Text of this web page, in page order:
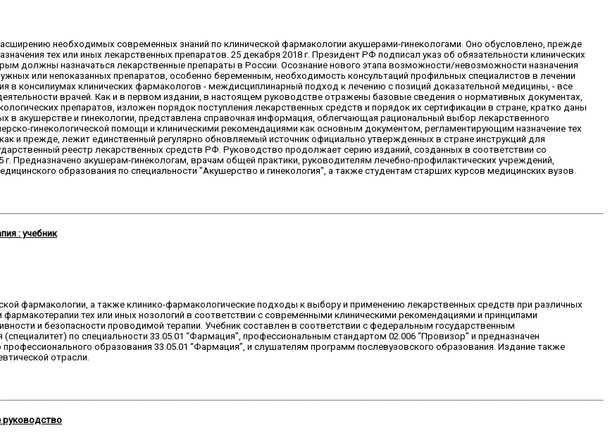
необходимых современных знаний по клинической фармакологии акушерами-гинекологами. Оно обусловлено, прежде
тех или иных лекарственных препаратов. 25 декабря 2018 г. Президент РФ подписал указ об обязательности клинических
должны назначаться лекарственные препараты в России. Осознание нового этапа возможности/невозможности назначения
или непоказанных препаратов, особенно беременным, необходимость консультаций профильных специалистов в лечении
в консилиумах клинических фармакологов - междисциплинарный подход к лечению с позиций доказательной медицины, - все
врачей. Как и в первом издании, в настоящем руководстве отражены базовые сведения о нормативных документах,
препаратов, изложен порядок поступления лекарственных средств и порядок их сертификации в стране, кратко даны
в акушерстве и гинекологии, представлена справочная информация, облегчающая рациональный выбор лекарственного
гинекологической помощи и клиническими рекомендациями как основным документом, регламентирующим назначение тех
и прежде, лежит единственный регулярно обновляемый источник официально утвержденных в стране инструкций для
реестр лекарственных средств РФ. Руководство продолжает серию изданий, созданных в соответствии со
г. Предназначено акушерам-гинекологам, врачам общей практики, руководителям лечебно-профилактических учреждений,
образования по специальности "Акушерство и гинекология", а также студентам старших курсов медицинских вузов.
: учебник
фармакологии, а также клинико-фармакологические подходы к выбору и применению лекарственных средств при различных
тех или иных нозологий в соответствии с современными клиническими рекомендациями и принципами
и безопасности проводимой терапии. Учебник составлен в соответствии с федеральным государственным
по специальности 33.05.01 “Фармация”, профессиональным стандартом 02.006 “Провизор” и предназначен
образования 33.05.01 “Фармация”, и слушателям программ послевузовского образования. Издание также
отрасли.
руководство